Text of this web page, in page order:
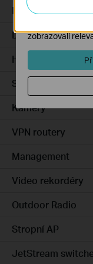
Integrated
DSL Gateways
Hardware
Software
Kamery
VPN routery
Management
Video rekordéry
Outdoor Radio
Stropní AP
JetStream switche
Marketingové
zobrazovali